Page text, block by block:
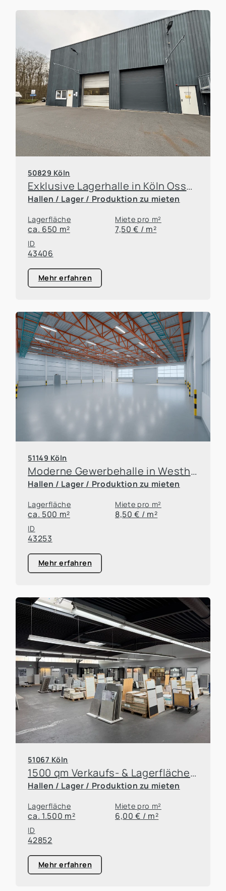
50829 Köln
Exklusive Lagerhalle in Köln Ossendorf
Hallen / Lager / Produktion zu mieten
Lagerfläche
ca. 650 m²
Miete pro m²
7,50 € / m²
ID
43406
Mehr erfahren
51149 Köln
Moderne Gewerbehalle in Westhoven
Hallen / Lager / Produktion zu mieten
Lagerfläche
ca. 500 m²
Miete pro m²
8,50 € / m²
ID
43253
Mehr erfahren
51067 Köln
1500 qm Verkaufs- & Lagerfläche, zzgl. Parkplatz in guter Sichtlage
Hallen / Lager / Produktion zu mieten
Lagerfläche
ca. 1.500 m²
Miete pro m²
6,00 € / m²
ID
42852
Mehr erfahren